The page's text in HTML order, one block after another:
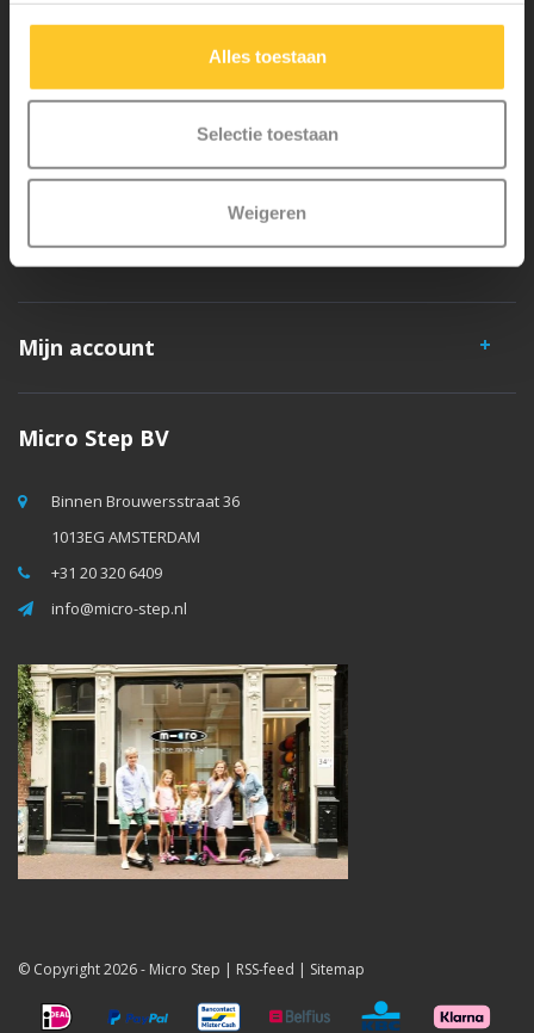
Alles toestaan
Selectie toestaan
Weigeren
veiligheid en zeer duurzaam. Elk onderdeel is los te vervangen. Je
hebt jarenlang plezier van een Micro step!
Klantenservice
Mijn account
Micro Step BV
Binnen Brouwersstraat 36
1013EG AMSTERDAM
+31 20 320 6409
info@micro-step.nl
© Copyright 2026 - Micro Step | RSS-feed | Sitemap